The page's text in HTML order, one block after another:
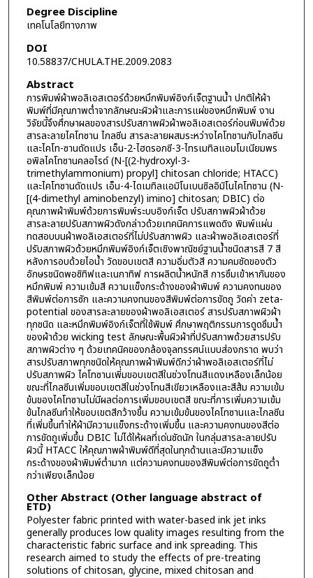
Degree Discipline
เทคโนโลยีทางภาพ
DOI
10.58837/CHULA.THE.2009.2083
Abstract
การพิมพ์ผ้าพอลิเอสเตอร์ด้วยหมึกพิมพ์อิงก์เจ็ตฐานน้ำ ปกติให้ผ้า
พิมพ์ที่มีคุณภาพต่ำจากลักษณะผิวผ้าและการแผ่ของหมึกพิมพ์ งาน
วิจัยนี้จึงศึกษาผลของสารปรับสภาพผิวผ้าพอลิเอสเตอร์ก่อนพิมพ์ด้วย
สารละลายไคโทซาน ไกลซีน สารละลายผสมระหว่างไคโทซานกับไกลซีน
และไคโท-ซานดัดแปร เอ็น-2-ไฮดรอกซี-3-ไทรเมทิลแอมโมเนียมพร
อพิลไคโทซานคลอไรด์ (N-[(2-hydroxyl-3-
trimethylammonium) propyl] chitosan chloride; HTACC)
และไคโทซานดัดแปร เอ็น-4-ไดเมทิลแอมิโนเบนซิลอิมิโนไคโทซาน (N-
[(4-dimethyl aminobenzyl) imino] chitosan; DBIC) ต่อ
คุณภาพผ้าพิมพ์ด้วยการพิมพ์ระบบอิงก์เจ็ต ปรับสภาพผิวผ้าด้วย
สารละลายปรับสภาพผิวดังกล่าวด้วยเทคนิคการแพดดิง พิมพ์แผ่น
ทดสอบบนผ้าพอลิเอสเตอร์ที่ไม่ปรับสภาพผิว และผ้าพอลิเอสเตอร์ที่
ปรับสภาพผิวด้วยหมึกพิมพ์อิงก์เจ็ตเชิงพาณิชย์ฐานน้ำชนิดสารสี 7 สี
หลังการอบด้วยไอน้ำ วัดขอบเขตสี ความอิ่มตัวสี ความคมชัดของตัว
อักษรชนิดพอซิทิฟและเนกาทิฟ การผลิตน้ำหนักสี การซึมเข้าหากันของ
หมึกพิมพ์ ความเข้มสี ความแข็งกระด้างของผ้าพิมพ์ ความคงทนของ
สีพิมพ์ต่อการซัก และความคงทนของสีพิมพ์ต่อการขัดถู วัดค่า zeta-
potential ของสารละลายของผ้าพอลิเอสเตอร์ สารปรับสภาพผิวผ้า
ทุกชนิด และหมึกพิมพ์อิงก์เจ็ตที่ใช้พิมพ์ ศึกษาพฤติกรรมการดูดซึมน้ำ
ของผ้าด้วย wicking test ลักษณะพื้นผิวผ้าที่ปรับสภาพด้วยสารปรับ
สภาพผิวต่าง ๆ ด้วยเทคนิคของกล้องจุลทรรศน์แบบส่องกราด พบว่า
สารปรับสภาพทุกชนิดให้คุณภาพผ้าพิมพ์ดีกว่าผ้าพอลิเอสเตอร์ที่ไม่
ปรับสภาพผิว ไคโทซานเพิ่มขอบเขตสีในช่วงโทนสีแดงเหลืองเล็กน้อย
ขณะที่ไกลซีนเพิ่มขอบเขตสีในช่วงโทนสีเขียวเหลืองและสีส้ม ความเข้ม
ข้นของไคโทซานไม่มีผลต่อการเพิ่มขอบเขตสี ขณะที่การเพิ่มความเข้ม
ข้นไกลซีนทำให้ขอบเขตสีกว้างขึ้น ความเข้มข้นของไคโทซานและไกลซีน
ที่เพิ่มขึ้นทำให้ผ้ามีความแข็งกระด้างเพิ่มขึ้น และความคงทนของสีต่อ
การขัดถูเพิ่มขึ้น DBIC ไม่ได้ให้ผลที่เด่นชัดนัก ในกลุ่มสารละลายปรับ
ผิวนี้ HTACC ให้คุณภาพผ้าพิมพ์ดีที่สุดในทุกด้านและมีความแข็ง
กระด้างของผ้าพิมพ์ต่ำมาก แต่ความคงทนของสีพิมพ์ต่อการขัดถูต่ำ
กว่าเพียงเล็กน้อย
Other Abstract (Other language abstract of
ETD)
Polyester fabric printed with water-based ink jet inks
generally produces low quality images resulting from the
characteristic fabric surface and ink spreading. This
research aimed to study the effects of pre-treating
solutions of chitosan, glycine, mixed chitosan and